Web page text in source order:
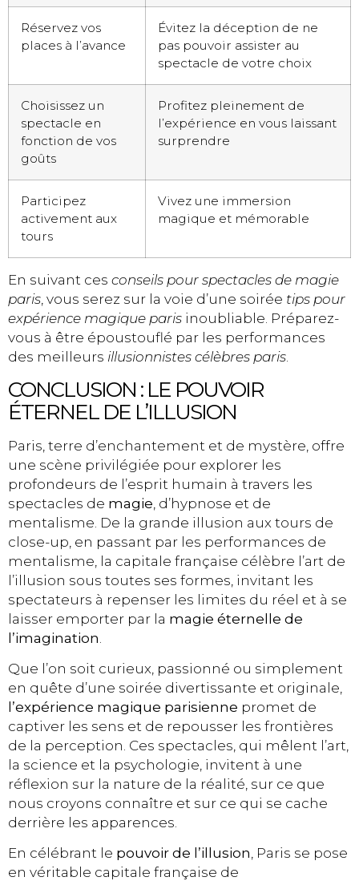
Réservez vos
places à l’avance
Évitez la déception de ne
pas pouvoir assister au
spectacle de votre choix
Choisissez un
spectacle en
fonction de vos
goûts
Profitez pleinement de
l’expérience en vous laissant
surprendre
Participez
activement aux
tours
Vivez une immersion
magique et mémorable
En suivant ces conseils pour spectacles de magie
paris, vous serez sur la voie d’une soirée tips pour
expérience magique paris inoubliable. Préparez-
vous à être époustouflé par les performances
des meilleurs illusionnistes célèbres paris.
CONCLUSION : LE POUVOIR
ÉTERNEL DE L’ILLUSION
Paris, terre d’enchantement et de mystère, offre
une scène privilégiée pour explorer les
profondeurs de l’esprit humain à travers les
spectacles de magie , d’hypnose et de
mentalisme. De la grande illusion aux tours de
close-up, en passant par les performances de
mentalisme, la capitale française célèbre l’art de
l’illusion sous toutes ses formes, invitant les
spectateurs à repenser les limites du réel et à se
laisser emporter par la magie éternelle de
l’imagination
Que l’on soit curieux, passionné ou simplement
en quête d’une soirée divertissante et originale,
l’expérience magique parisienne promet de
captiver les sens et de repousser les frontières
de la perception. Ces spectacles, qui mêlent l’art,
la science et la psychologie, invitent à une
réflexion sur la nature de la réalité, sur ce que
nous croyons connaître et sur ce qui se cache
derrière les apparences.
En célébrant le pouvoir de l’illusion, Paris se pose
en véritable capitale française de